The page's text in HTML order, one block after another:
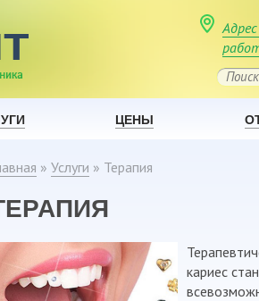
ЦЕНЫ
» Услуги » Терапия
кариес